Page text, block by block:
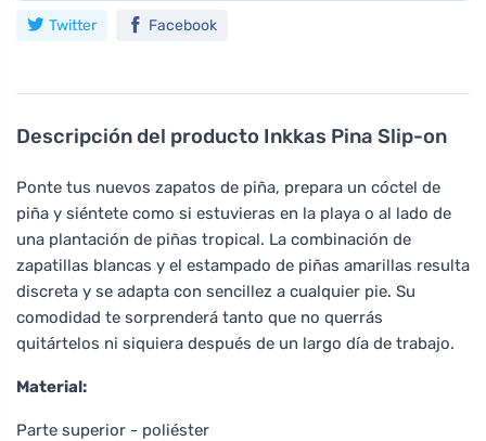
Descripción del producto Inkkas Pina Slip-on
Ponte tus nuevos zapatos de piña, prepara un cóctel de
piña y siéntete como si estuvieras en la playa o al lado de
una plantación de piñas tropical. La combinación de
zapatillas blancas y el estampado de piñas amarillas resulta
discreta y se adapta con sencillez a cualquier pie. Su
comodidad te sorprenderá tanto que no querrás
quitártelos ni siquiera después de un largo día de trabajo.
Material:
Parte superior - poliéster
Twitter Facebook